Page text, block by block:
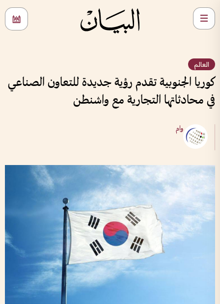
العالم
كوريا الجنوبية تقدم رؤية جديدة للتعاون الصناعي
في محادثاتها التجارية مع واشنطن
وام